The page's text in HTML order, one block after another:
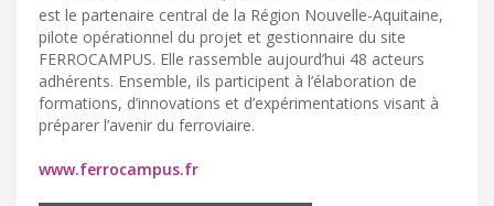
est le partenaire central de la Région Nouvelle-Aquitaine,
pilote opérationnel du projet et gestionnaire du site
FERROCAMPUS. Elle rassemble aujourd’hui 48 acteurs
adhérents. Ensemble, ils participent à l’élaboration de
formations, d’innovations et d’expérimentations visant à
préparer l’avenir du ferroviaire.
www.ferrocampus.fr